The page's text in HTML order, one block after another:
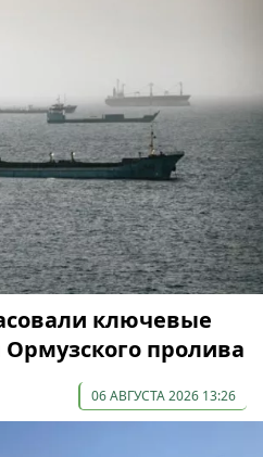
ключевые
пролива
06 АВГУСТА 2026 13:26